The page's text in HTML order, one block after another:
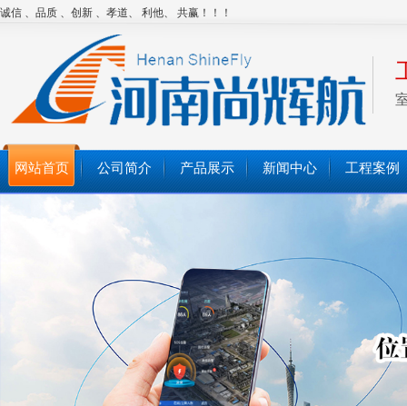
诚信 、品质 、创新 、孝道、 利他、 共赢！！！
网站首页 公司简介 产品展示 新闻中心 工程案例